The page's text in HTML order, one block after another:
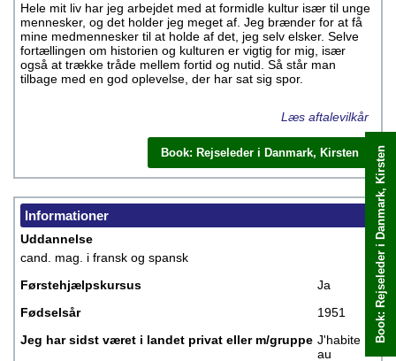
Book: Rejseleder i Danmark, Kirsten
Book: Rejseleder i Danmark, Kirsten
Hele mit liv har jeg arbejdet med at formidle kultur især til unge
mennesker, og det holder jeg meget af. Jeg brænder for at få
mine medmennesker til at holde af det, jeg selv elsker. Selve
fortællingen om historien og kulturen er vigtig for mig, især
også at trække tråde mellem fortid og nutid. Så står man
tilbage med en god oplevelse, der har sat sig spor.
Læs aftalevilkår
Informationer
Uddannelse
cand. mag. i fransk og spansk
Førstehjælpskursus
Ja
Fødselsår
1951
Jeg har sidst været i landet privat eller m/gruppe J'habite
au
Book med det samme